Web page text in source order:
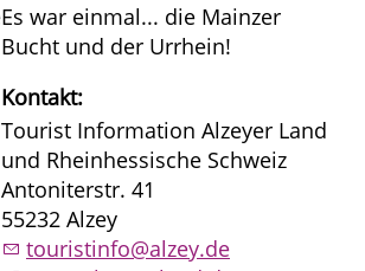
Es war einmal... die Mainzer
Bucht und der Urrhein!
Kontakt:
Tourist Information Alzeyer Land
und Rheinhessische Schweiz
Antoniterstr. 41
55232 Alzey
touristinfo@alzey.de